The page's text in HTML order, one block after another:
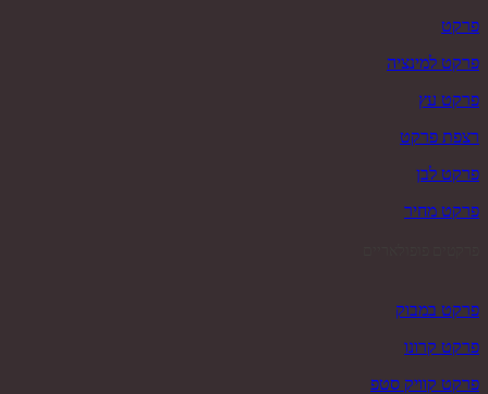
פרקט
פרקט למינציה
פרקט עץ
רצפת פרקט
פרקט לבן
פרקט מחיר
פרקט במבוק
פרקט קרונו
פרקט קוויק סטפ